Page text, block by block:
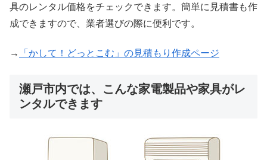
具のレンタル価格をチェックできます。簡単に見積書も作
成できますので、業者選びの際に便利です。
→ 「かして！どっとこむ」の見積もり作成ページ
瀬戸市内では、こんな家電製品や家具がレ
ンタルできます